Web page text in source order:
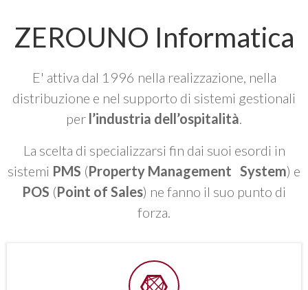
ZEROUNO Informatica
E' attiva dal 1996 nella realizzazione, nella
distribuzione e nel supporto di sistemi gestionali
per l’industria dell’ospitalità
La scelta di specializzarsi fin dai suoi esordi in
sistemi PMS (Property Management System) e
POS (Point of Sales) ne fanno il suo punto di
forza.